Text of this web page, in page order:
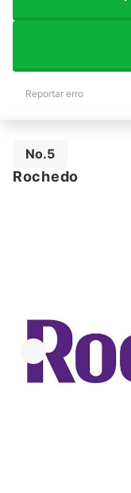
Reportar erro
No.5
Rochedo